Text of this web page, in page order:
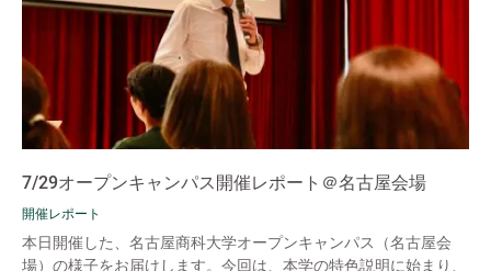
7/29オープンキャンパス開催レポート＠名古屋会場
開催レポート
本日開催した、名古屋商科大学オープンキャンパス（名古屋会
場）の様子をお届けします。今回は、本学の特色説明に始まり、